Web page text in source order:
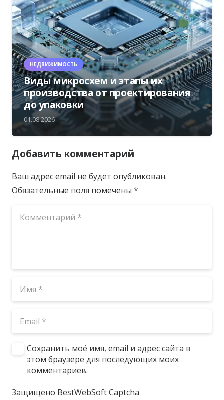
НЕДВИЖИМОСТЬ
Виды микросхем и этапы их
производства от проектирования
до упаковки
01.08.2026
Добавить комментарий
Ваш адрес email не будет опубликован.
Обязательные поля помечены *
Сохранить моё имя, email и адрес сайта в
этом браузере для последующих моих
комментариев.
Защищено BestWebSoft Captcha